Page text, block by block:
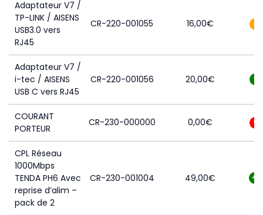
Adaptateur V7 /
TP-LINK / AISENS
USB3.0 vers
RJ45
CR-220-001055 16,00€ 3
Adaptateur V7 /
i-tec / AISENS
USB C vers RJ45
CR-220-001056 20,00€ 9
COURANT
PORTEUR
CR-230-000000 0,00€ 0
CPL Réseau
1000Mbps
TENDA PH6 Avec
reprise d’alim –
pack de 2
CR-230-001004 49,00€ 46